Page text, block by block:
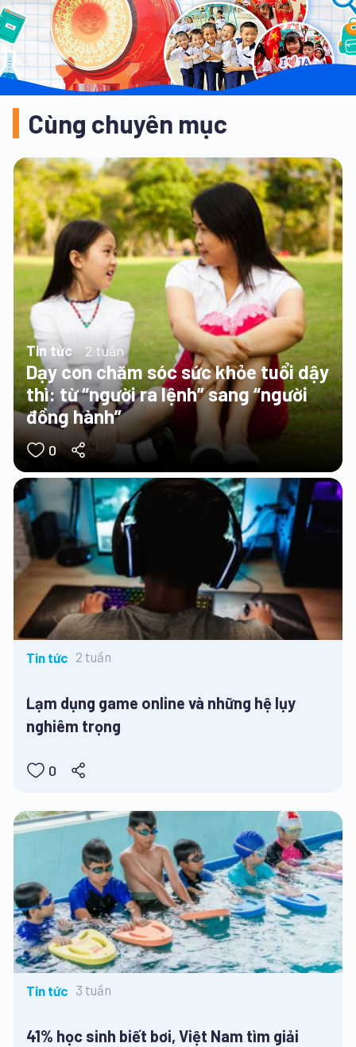
Cùng chuyên mục
Tin tức 2 tuần
Dạy con chăm sóc sức khỏe tuổi dậy
thì: từ “người ra lệnh” sang “người
đồng hành”
0
Tin tức 2 tuần
Lạm dụng game online và những hệ lụy
nghiêm trọng
0
Tin tức 3 tuần
41% học sinh biết bơi, Việt Nam tìm giải